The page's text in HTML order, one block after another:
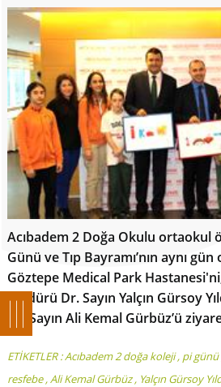
Acıbadem 2 Doğa Okulu ortaokul
Günü ve Tıp Bayramı’nın aynı
Göztepe Medical Park
Müdürü Dr. Sayın Yalçın Gürsoy
Dr. Sayın Ali Kemal Gürbüz’ü
ETİKETLER :Acıbadem 2 doğa koleji, pi günü
resfebe,Ali Kemal Gürbüz, Yalçın Gürsoy